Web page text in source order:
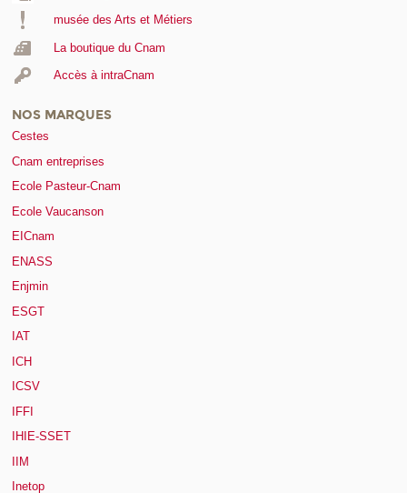
musée des Arts et Métiers
La boutique du Cnam
Accès à intraCnam
NOS MARQUES
Cestes
Cnam entreprises
Ecole Pasteur-Cnam
Ecole Vaucanson
EICnam
ENASS
Enjmin
ESGT
IAT
ICH
ICSV
IFFI
IHIE-SSET
IIM
Inetop